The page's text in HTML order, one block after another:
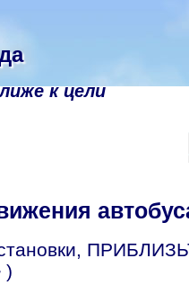
к цели
)